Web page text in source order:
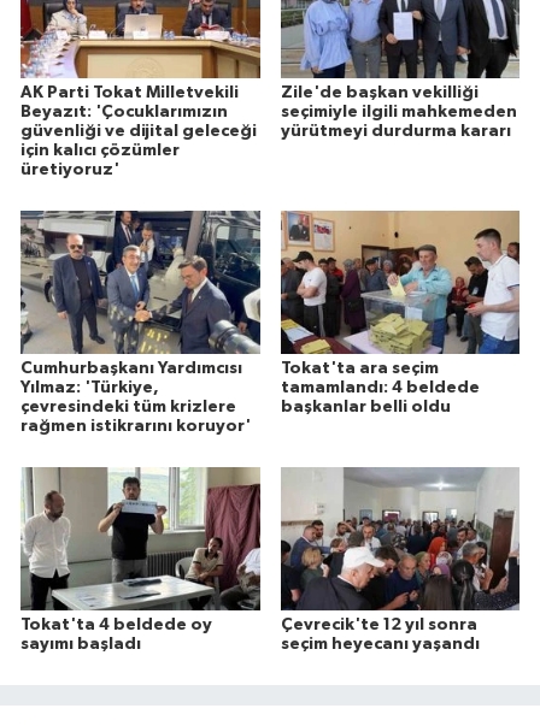
AK Parti Tokat Milletvekili
Beyazıt: 'Çocuklarımızın
güvenliği ve dijital geleceği
için kalıcı çözümler
üretiyoruz'
Zile'de başkan vekilliği
seçimiyle ilgili mahkemeden
yürütmeyi durdurma kararı
Cumhurbaşkanı Yardımcısı
Yılmaz: 'Türkiye,
çevresindeki tüm krizlere
rağmen istikrarını koruyor'
Tokat'ta ara seçim
tamamlandı: 4 beldede
başkanlar belli oldu
Tokat'ta 4 beldede oy
sayımı başladı
Çevrecik'te 12 yıl sonra
seçim heyecanı yaşandı